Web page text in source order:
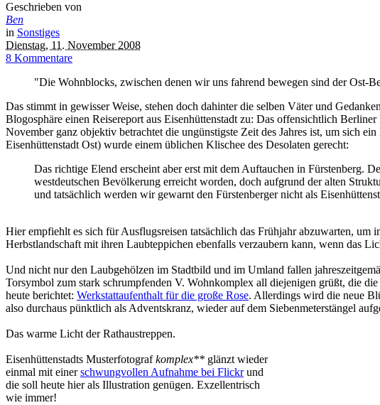
Geschrieben von
Ben
in Sonstiges
Dienstag, 11. November 2008
8 Kommentare
"Die Wohnblocks, zwischen denen wir uns fahrend bewegen sind der Ost-
Das stimmt in gewisser Weise, stehen doch dahinter die selben Väter und
Blogosphäre einen Reisereport aus Eisenhüttenstadt zu: Das offensichtlich
November ganz objektiv betrachtet die ungünstigste Zeit des Jahres ist, um sich
Eisenhüttenstadt Ost) wurde einem üblichen Klischee des Desolaten gerecht:
Das richtige Elend erscheint aber erst mit dem Auftauchen in Fürstenberg.
westdeutschen Bevölkerung erreicht worden, doch aufgrund der alten
und tatsächlich werden wir gewarnt den Fürstenberger nicht als
Hier empfiehlt es sich für Ausflugsreisen tatsächlich das Frühjahr abzuwarten,
Herbstlandschaft mit ihren Laubteppichen ebenfalls verzaubern kann, wenn das
Und nicht nur den Laubgehölzen im Stadtbild und im Umland fallen
Torsymbol zum stark schrumpfenden V. Wohnkomplex all diejenigen grüßt, die
heute berichtet: Werkstattaufenthalt für die große Rose. Allerdings wird die neue
also durchaus pünktlich als Adventskranz, wieder auf dem Siebenmeterstängel
Das warme Licht der Rathaustreppen.
Eisenhüttenstadts Musterfotografkomplex** glänzt wieder
einmal mit einerschwungvollen Aufnahme bei Flickrund
die soll heute hier als Illustration genügen. Exzellentrisch
wie immer!